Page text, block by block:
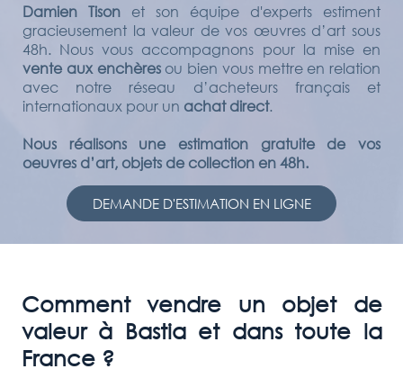
Damien Tison et son équipe d'experts estiment
gracieusement la valeur de vos œuvres d’art sous
48h. Nous vous accompagnons pour la mise en
vente aux enchèresou bien vous mettre en relation
avec notre réseau d’acheteurs français et
internationaux pour un achat direct.
Nous réalisons une estimation gratuite de vos
oeuvres d’art, objets de collection en 48h.
DEMANDE D'ESTIMATION EN LIGNE
Comment vendre un objet de
valeur à Bastia et dans toute la
France ?